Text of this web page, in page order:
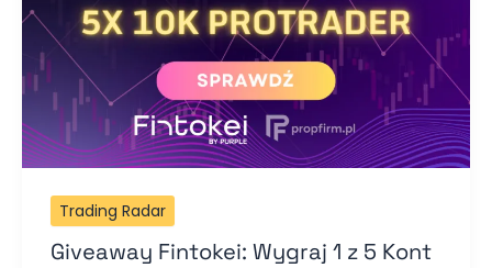
Trading Radar
Giveaway Fintokei: Wygraj 1 z 5 Kont